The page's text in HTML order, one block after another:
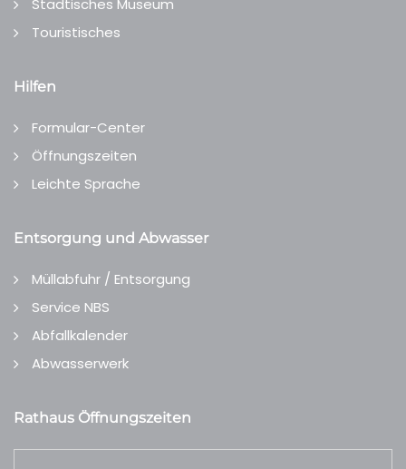
Städtisches Museum
Touristisches
Hilfen
Formular-Center
Öffnungszeiten
Leichte Sprache
Entsorgung und Abwasser
Müllabfuhr / Entsorgung
Service NBS
Abfallkalender
Abwasserwerk
Rathaus Öffnungszeiten